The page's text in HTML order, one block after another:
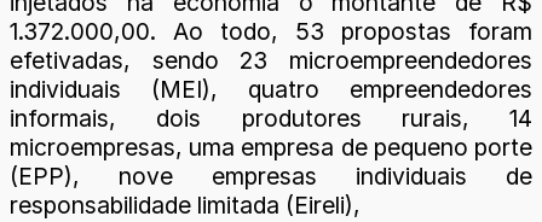
1.372.000,00. Ao todo, 53 propostas foram
efetivadas, sendo 23 microempreendedores
individuais (MEI), quatro empreendedores
informais, dois produtores rurais, 14
microempresas, uma empresa de pequeno porte
(EPP), nove empresas individuais de
responsabilidade limitada (Eireli),